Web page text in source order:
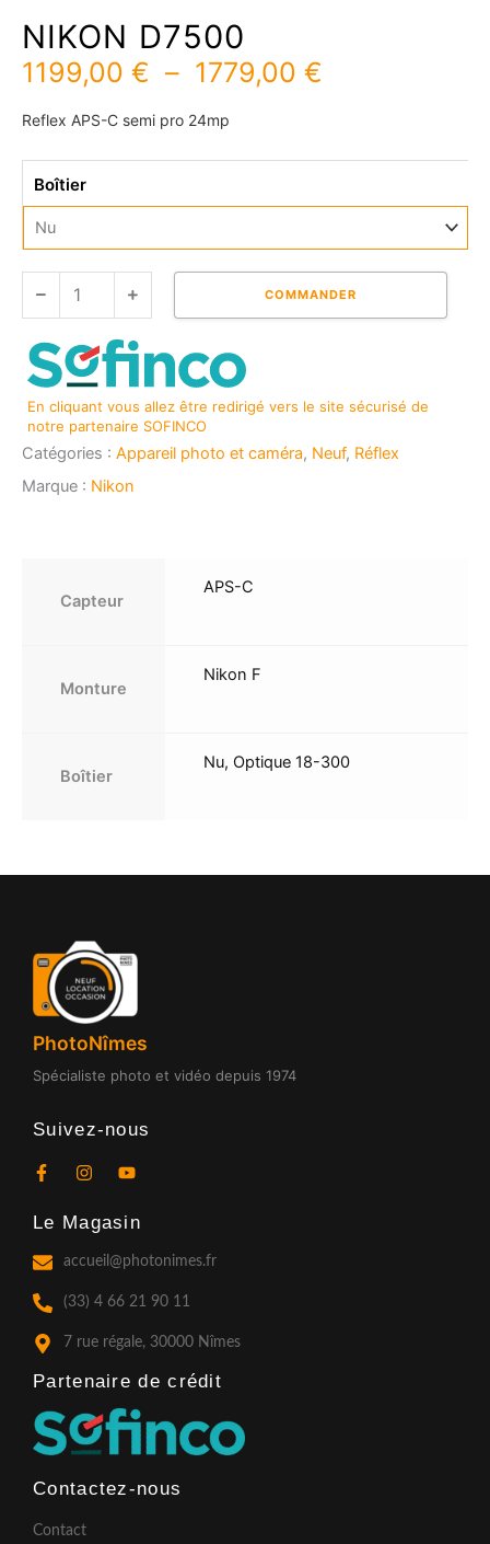
NIKON D7500
1199,00 € – 1779,00 €
à
Reflex APS-C semi pro 24mp
Boîtier
D7500
COMMANDER
En cliquant vous allez être redirigé vers le site sécurisé de
notre partenaire SOFINCO
Catégories : Appareil photo et caméra, Neuf, Réflex
Marque : Nikon
Capteur
APS-C
Monture
Nikon F
Boîtier
Nu, Optique 18-300
PhotoNîmes
Spécialiste photo et vidéo depuis 1974
Suivez-nous
F
e
o
o
k
-
f
I
t
g
a
m
Y
t
b
Le Magasin
accueil@photonimes.fr
(33) 4 66 21 90 11
7 rue régale, 30000 Nîmes
Partenaire de crédit​
Contactez-nous
Contact